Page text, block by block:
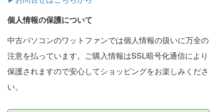
個人情報の保護について
中古パソコンのワットファンでは個人情報の扱いに万全の
注意を払っています。ご購入情報はSSL暗号化通信により
保護されますので安心してショッピングをお楽しみくださ
い。